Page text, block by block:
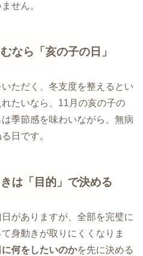
せん。
なら「亥の子の日」
ただく、冬支度を整えるとい
たいなら、11月の亥の子の
季節感を味わいながら、無病
日です。
は「目的」で決める
がありますが、全部を完璧に
身動きが取りにくくなりま
に何をしたいのかを先に決める